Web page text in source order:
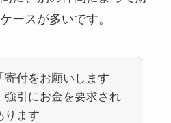
ースが多いです。
寄付をお願いします」
強引にお金を要求され
ります